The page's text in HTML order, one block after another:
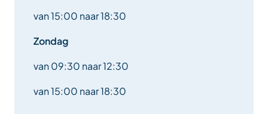
van 15:00 naar 18:30
Zondag
van 09:30 naar 12:30
van 15:00 naar 18:30